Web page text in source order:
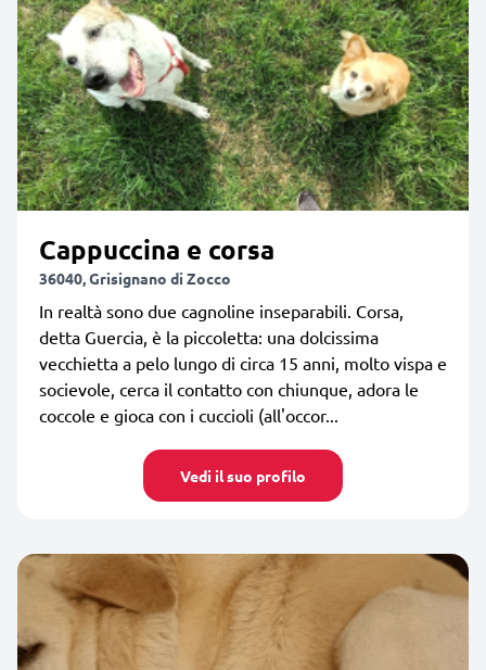
Cappuccina e corsa
36040, Grisignano di Zocco
In realtà sono due cagnoline inseparabili. Corsa,
detta Guercia, è la piccoletta: una dolcissima
vecchietta a pelo lungo di circa 15 anni, molto vispa e
socievole, cerca il contatto con chiunque, adora le
coccole e gioca con i cuccioli (all'occor...
Vedi il suo profilo